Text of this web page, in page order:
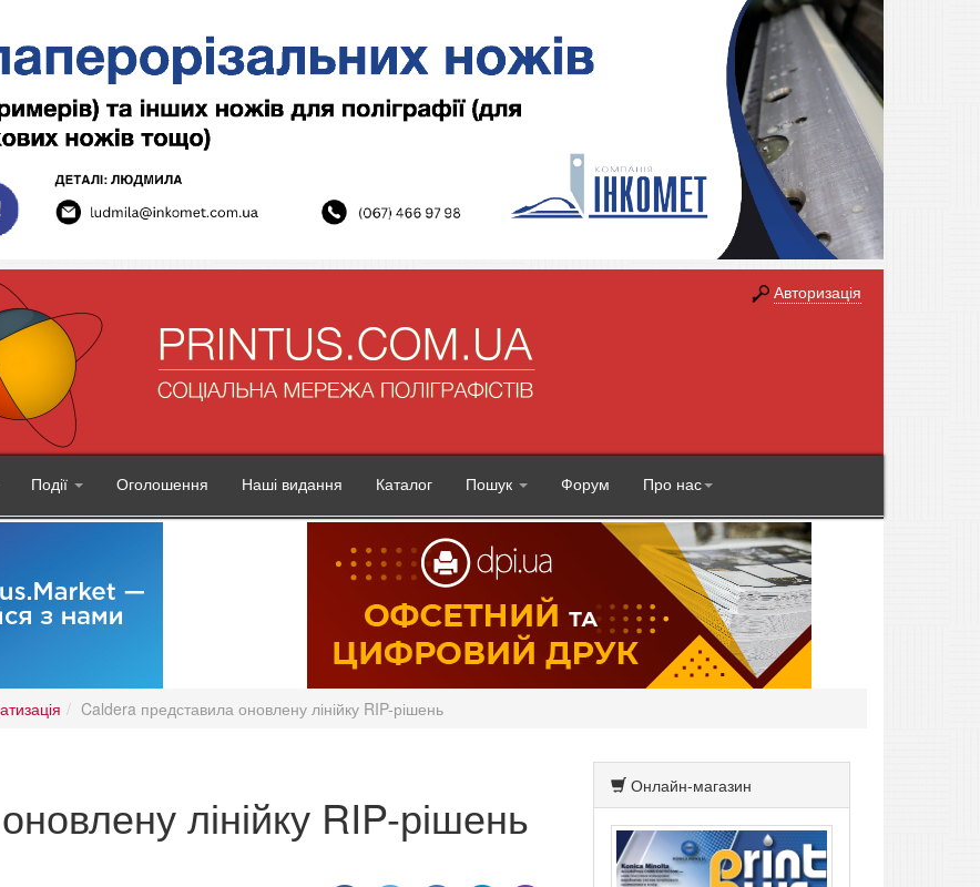
Авторизація
Події Оголошення Наші видання Каталог Пошук Форум Про нас
Caldera представила оновлену лінійку RIP-рішень
лінійку RIP-рішень
Онлайн-магазин